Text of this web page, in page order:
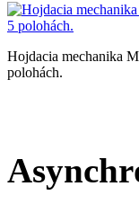
Hojdacia mechanika
polohách.